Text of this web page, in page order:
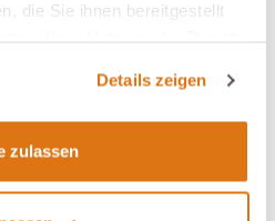
die Sie ihnen bereitgestellt
Details zeigen
zulassen
mit 5 Futtersorten